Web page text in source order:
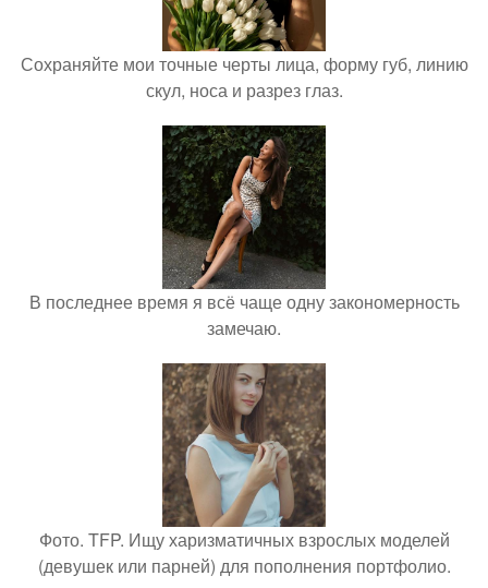
Сохраняйте мои точные черты лица, форму губ, линию
скул, носа и разрез глаз.
В последнее время я всё чаще одну закономерность
замечаю.
Фото. TFP. Ищу харизматичных взрослых моделей
(девушек или парней) для пополнения портфолио.